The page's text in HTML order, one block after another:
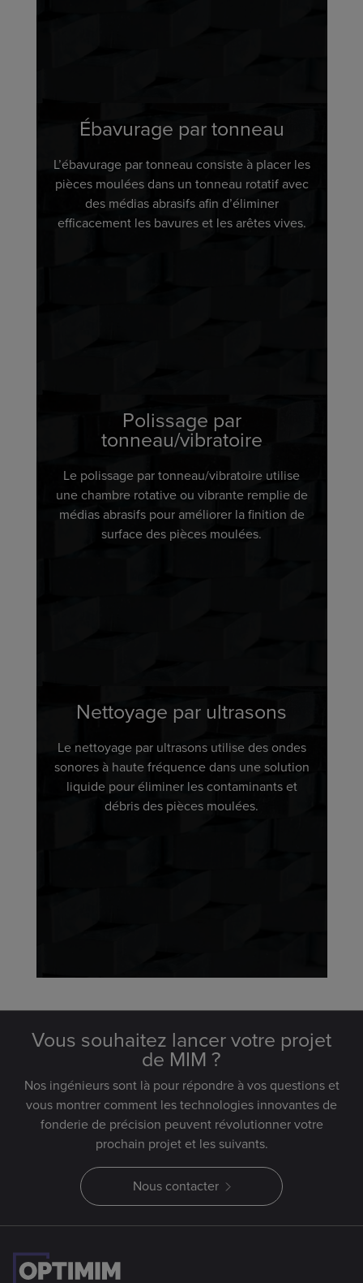
Ébavurage par tonneau
L’ébavurage par tonneau consiste à placer les
pièces moulées dans un tonneau rotatif avec
des médias abrasifs afin d’éliminer
efficacement les bavures et les arêtes vives.
Polissage par
tonneau/vibratoire
Le polissage par tonneau/vibratoire utilise
une chambre rotative ou vibrante remplie de
médias abrasifs pour améliorer la finition de
surface des pièces moulées.
Nettoyage par ultrasons
Le nettoyage par ultrasons utilise des ondes
sonores à haute fréquence dans une solution
liquide pour éliminer les contaminants et
débris des pièces moulées.
Vous souhaitez lancer votre projet
de MIM ?
Nos ingénieurs sont là pour répondre à vos questions et
vous montrer comment les technologies innovantes de
fonderie de précision peuvent révolutionner votre
prochain projet et les suivants.
Nous contacter